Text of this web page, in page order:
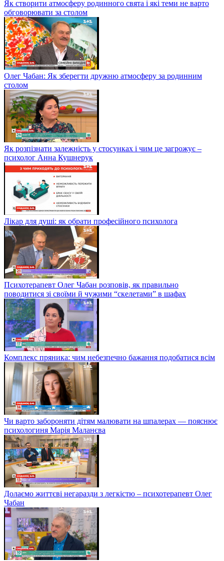
Як створити атмосферу родинного свята і які теми не варто
обговорювати за столом
Олег Чабан: Як зберегти дружню атмосферу за родинним
столом
Як розпізнати залежність у стосунках і чим це загрожує –
психолог Анна Кушнерук
Лікар для душі: як обрати професійного психолога
Психотерапевт Олег Чабан розповів, як правильно
поводитися зі своїми й чужими “скелетами” в шафах
Комплекс пряника: чим небезпечно бажання подобатися всім
Чи варто забороняти дітям малювати на шпалерах — пояснює
психологиня Марія Маланєва
Долаємо життєві негаразди з легкістю – психотерапевт Олег
Чабан